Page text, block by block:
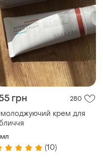
грн 280
крем для
(10)